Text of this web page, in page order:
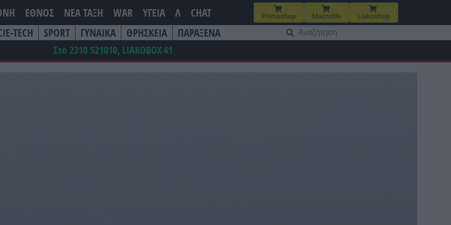
ΕΘΝΟΣ ΝΕΑ ΤΆΞΗ WAR ΥΓΕΙΑ Λ CHAT Primashop Macrolife Liakoshop
TECH SPORT ΓΥΝΑΙΚΑ ΘΡΗΣΚΕΙΑ ΠΑΡΑΞΕΝΑ
για:
Στο 2310 521010, LIAKOBOX41